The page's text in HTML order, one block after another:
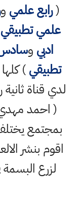
(رابع علمي و
علمي تطبيقي
ادبي وسادس
تطبيقي)
لدي قناة
بمجتمع
اقوم بنشر
لزرع